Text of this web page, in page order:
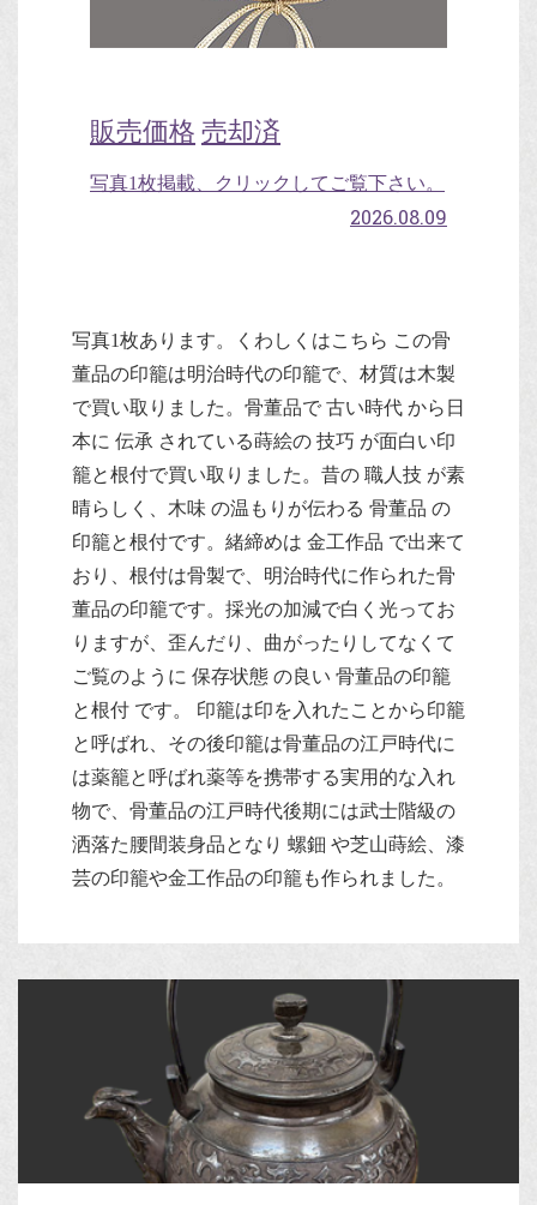
販売価格 売却済
写真1枚掲載、クリックしてご覧下さい。
2026.08.09
写真1枚あります。くわしくはこちら この骨
董品の印籠は明治時代の印籠で、材質は木製
で買い取りました。骨董品で 古い時代 から日
本に 伝承 されている蒔絵の 技巧 が面白い印
籠と根付で買い取りました。昔の 職人技 が素
晴らしく、木味 の温もりが伝わる 骨董品 の
印籠と根付です。緒締めは 金工作品 で出来て
おり、根付は骨製で、明治時代に作られた骨
董品の印籠です。採光の加減で白く光ってお
りますが、歪んだり、曲がったりしてなくて
ご覧のように 保存状態 の良い 骨董品の印籠
と根付 です。 印籠は印を入れたことから印籠
と呼ばれ、その後印籠は骨董品の江戸時代に
は薬籠と呼ばれ薬等を携帯する実用的な入れ
物で、骨董品の江戸時代後期には武士階級の
洒落た腰間装身品となり 螺鈿 や芝山蒔絵、漆
芸の印籠や金工作品の印籠も作られました。